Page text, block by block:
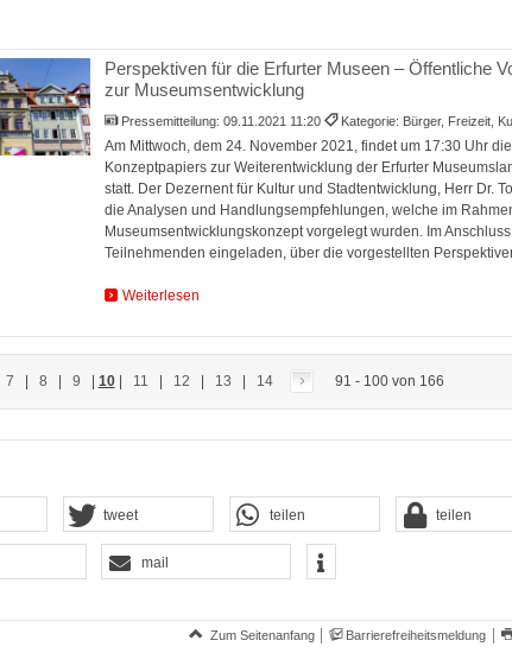
Perspektiven für die Erfurter Museen – Öffentliche
zur Museumsentwicklung
Pressemitteilung:09.11.2021 11:20 Kategorie: Bürger, Freizeit,
Am Mittwoch, dem 24. November 2021, findet um 17:30 Uhr
Konzeptpapiers zur Weiterentwicklung der Erfurter
statt. Der Dezernent für Kultur und Stadtentwicklung, Herr Dr.
die Analysen und Handlungsempfehlungen, welche im
Museumsentwicklungskonzept vorgelegt wurden. Im
Teilnehmenden eingeladen, über die vorgestellten
Weiterlesen
7 8 9 10| 11 12 13 14 91 - 100 von 166
tweet teilen teilen
mail
Zum Seitenanfang Barrierefreiheitsmeldung